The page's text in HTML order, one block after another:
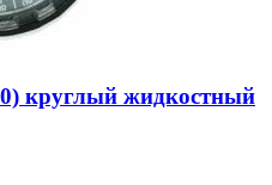
круглый жидкостный